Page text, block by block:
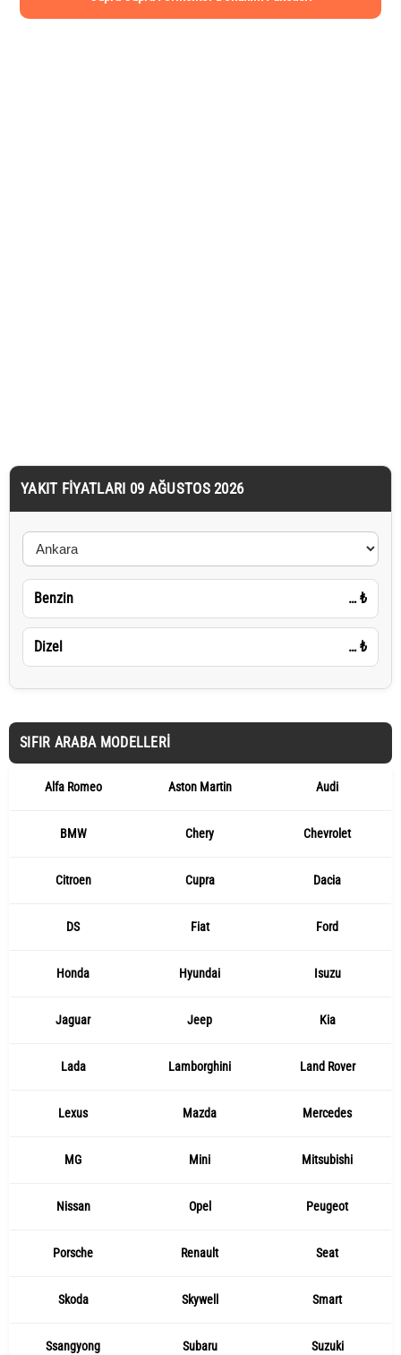
YAKIT FIYATLARI 09 AĞUSTOS 2026
Benzin … ₺
Dizel … ₺
SIFIR ARABA MODELLERI
Alfa Romeo Aston Martin Audi
BMW Chery Chevrolet
Citroen Cupra Dacia
DS Fiat Ford
Honda Hyundai Isuzu
Jaguar Jeep Kia
Lada Lamborghini Land Rover
Lexus Mazda Mercedes
MG Mini Mitsubishi
Nissan Opel Peugeot
Porsche Renault Seat
Skoda Skywell Smart
Ssangyong Subaru Suzuki